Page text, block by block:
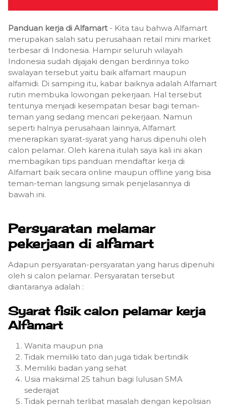
Panduan kerja di Alfamart- Kita tau bahwa Alfamart
merupakan salah satu perusahaan retail mini market
terbesar di Indonesia. Hampir seluruh wilayah
Indonesia sudah dijajaki dengan berdirinya toko
swalayan tersebut yaitu baik alfamart maupun
alfamidi. Di samping itu, kabar baiknya adalah Alfamart
rutin membuka lowongan pekerjaan. Hal tersebut
tentunya menjadi kesempatan besar bagi teman-
teman yang sedang mencari pekerjaan. Namun
seperti halnya perusahaan lainnya, Alfamart
menerapkan syarat-syarat yang harus dipenuhi oleh
calon pelamar. Oleh karena itulah saya kali ini akan
membagikan tips panduan mendaftar kerja di
Alfamart baik secara online maupun offline yang bisa
teman-teman langsung simak penjelasannya di
bawah ini.
Persyaratan melamar
pekerjaan di alfamart
Adapun persyaratan-persyaratan yang harus dipenuhi
oleh si calon pelamar. Persyaratan tersebut
diantaranya adalah :
Syarat fisik calon pelamar kerja
Alfamart
Wanita maupun pria
Tidak memiliki tato dan juga tidak bertindik
Memiliki badan yang sehat
Usia maksimal 25 tahun bagi lulusan SMA
sederajat
Tidak pernah terlibat masalah dengan kepolisian